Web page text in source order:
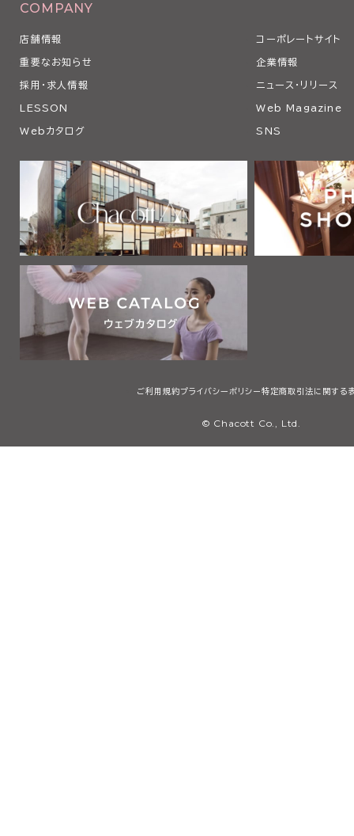
COMPANY
店舗情報 コーポレートサイト
重要なお知らせ 企業情報
採用・求人情報 ニュース・リリース
LESSON Web Magazine
Webカタログ SNS
ご利用規約プライバシーポリシー 特定商取引法に関する
© Chacott Co., Ltd.